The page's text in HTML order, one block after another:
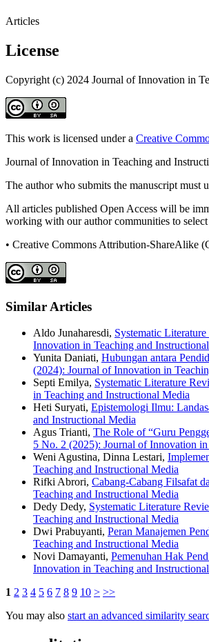
Articles
License
Copyright (c) 2024 Journal of Innovation in
This work is licensed under a Creative
Journal of Innovation in Teaching and
The author who submits the manuscript must
All articles published Open Access will be
working with our author communities to
• Creative Commons Attribution-ShareAlike
Similar Articles
Aldo Junaharesdi, Systematic
Innovation in Teaching and
Yunita Daniati, Hubungan antara
(2024): Journal of Innovation in
Septi Emilya, Systematic Literature
in Teaching and Instructional Media
Heti Suryati, Epistemologi Ilmu:
and Instructional Media
Agus Trianti, The Role of “Guru
5 No. 2 (2025): Journal of Innovation
Weni Agustina, Dinna Lestari,
Teaching and Instructional Media
Rifki Abrori, Cabang-Cabang Filsafat
Teaching and Instructional Media
Dedy Dedy, Systematic Literature
Teaching and Instructional Media
Dwi Prabuyanti, Peran Manajemen
Teaching and Instructional Media
Novi Damayanti, Pemenuhan Hak
Innovation in Teaching and
1 2 3 4 5 6 7 8 9 10 > >>
You may also start an advanced similarity